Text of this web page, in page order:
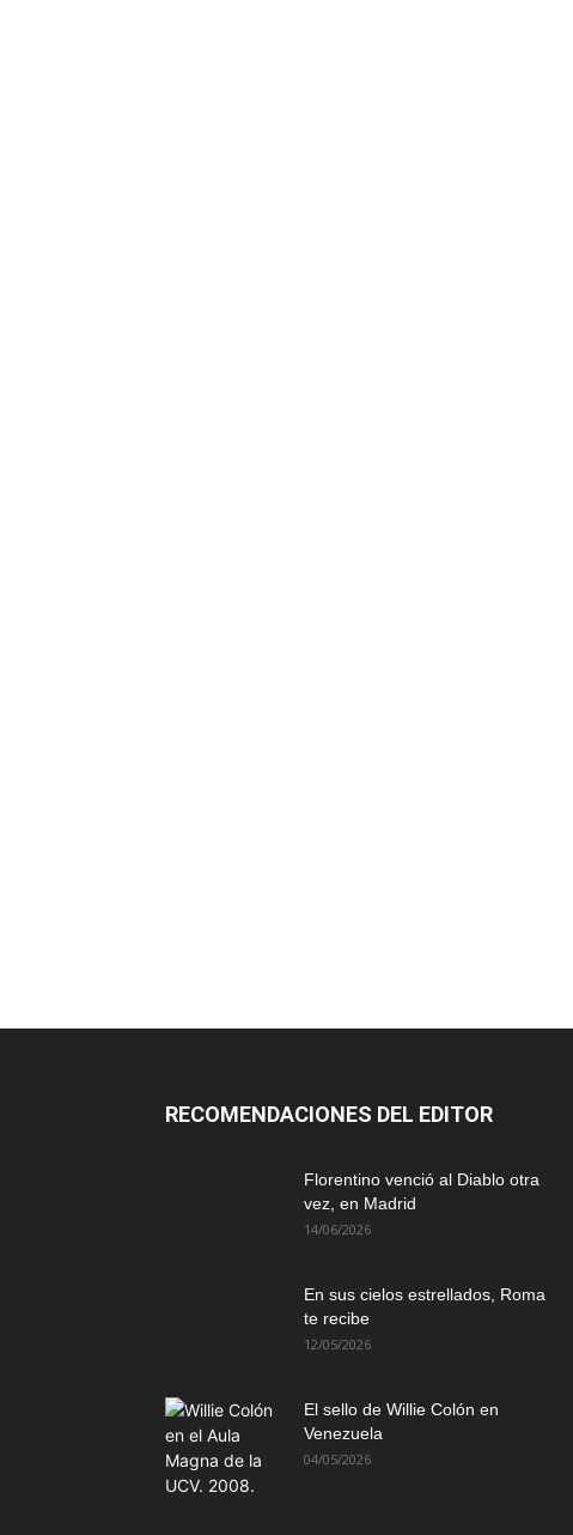
RECOMENDACIONES DEL EDITOR
Florentino venció al Diablo otra
vez, en Madrid
14/06/2026
En sus cielos estrellados, Roma
te recibe
12/05/2026
El sello de Willie Colón en
Venezuela
04/05/2026